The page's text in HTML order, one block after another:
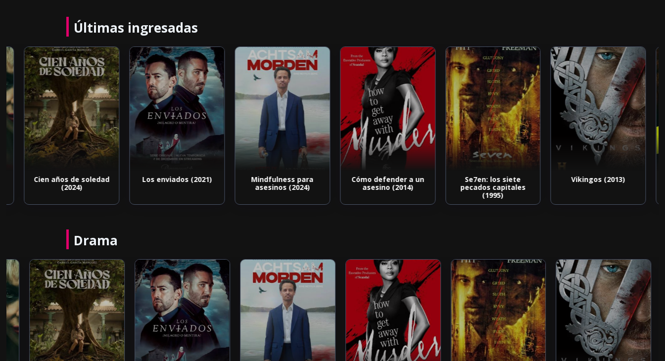
Últimas ingresadas
Cien años de soledad
(2024)
Los enviados (2021)
Mindfulness para
asesinos (2024)
Cómo defender a un
asesino (2014)
Se7en: los siete
pecados capitales
(1995)
Vikingos (2013)
Drama